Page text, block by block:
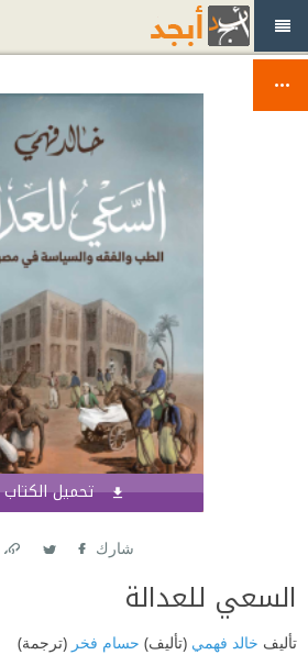
تحميل الكتاب
شارك
السعي للعدالة
تأليف خالد فهمي (تأليف) حسام فخر (ترجمة)